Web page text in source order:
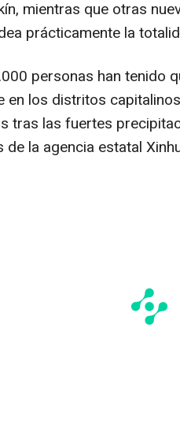
mientras que otras
prácticamente la
personas han tenido
en los distritos
tras las fuertes
la agencia estatal